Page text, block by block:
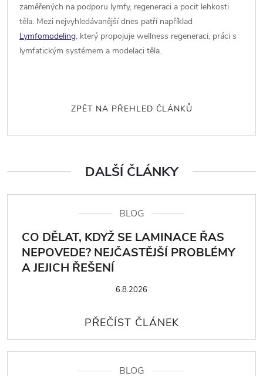
zaměřených na podporu lymfy, regeneraci a pocit lehkosti
těla. Mezi nejvyhledávanější dnes patří například
Lymfomodeling, který propojuje wellness regeneraci, práci s
lymfatickým systémem a modelaci těla.
ZPĚT NA PŘEHLED ČLÁNKŮ
DALŠÍ ČLÁNKY
BLOG
CO DĚLAT, KDYŽ SE LAMINACE ŘAS
NEPOVEDE? NEJČASTĚJŠÍ PROBLÉMY
A JEJICH ŘEŠENÍ
6.8.2026
BLOG